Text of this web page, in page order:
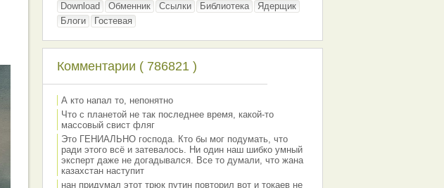
Download
Обменник Ссылки Библиотека
Ядерщик
Блоги
Гостевая
Комментарии ( 786821 )
А кто напал то, непонятно
Что с планетой не так последнее время, какой-то
массовый свист фляг
Это ГЕНИАЛЬНО господа. Кто бы мог подумать, что
ради этого всё и затевалось. Ни один наш шибко умный
эксперт даже не догадывался. Все то думали, что жана
казахстан наступит
нан придумал этот трюк путин повторил вот и токаев не